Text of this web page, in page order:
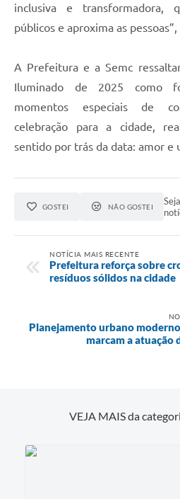
inclusiva e transformadora,
públicos e aproxima as pessoas”,
A Prefeitura e a Semc
Iluminado de 2025 como
momentos especiais de
celebração para a cidade,
sentido por trás da data: amor e
GOSTEI NÃO GOSTEI
NOTÍCIA MAIS RECENTE
Prefeitura reforça sobre
resíduos sólidos na cidade
Planejamento urbano
marcam a atuação
VEJA MAIS da